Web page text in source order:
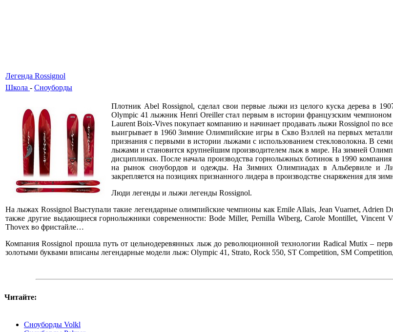
Легенда Rossignol
Школа - Сноуборды
Плотник Abel Rossignol, сделал свои первые лыжи из целого куска дерева в
Olympic 41 лыжник Henri Oreiller стал первым в истории французским
Laurent Boix-Vives покупает компанию и начинает продавать лыжи Rossignol по
выигрывает в 1960 Зимние Олимпийские игры в Скво Вэллей на первых
признания с первыми в истории лыжами с использованием стекловолокна. В
лыжами и становится крупнейшим производителем лыж в мире. На зимней
дисциплинах. После начала производства горнолыжных ботинок в 1990
на рынок сноубордов и одежды. На Зимних Олимпиадах в Альбервиле и
закрепляется на позициях признанного лидера в производстве снаряжения для
Люди легенды и лыжи легенды Rossignol.
На лыжах Rossignol Выступали такие легендарные олимпийские чемпионы как Emile Allais, Jean Vuarnet, Adrien
также другие выдающиеся горнолыжники современности: Bode Miller, Pernilla Wiberg, Carole Montillet, Vincent
Thovex во фристайле…
Компания Rossignol прошла путь от цельнодеревянных лыж до революционной технологии Radical Mutix –
золотыми буквами вписаны легендарные модели лыж: Olympic 41, Strato, Rock 550, ST Competition, SM
Читайте:
Сноуборды Volkl